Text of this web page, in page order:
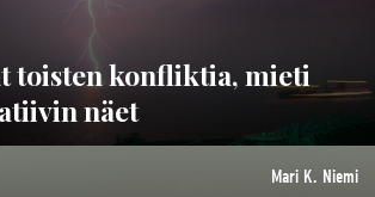
toisten konfliktia, mieti
näet
Mari K. Niemi